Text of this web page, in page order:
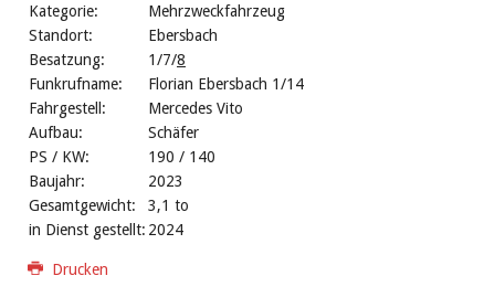
Kategorie:
Mehrzweckfahrzeug
Standort:
Ebersbach
Besatzung:
1/7/8
Funkrufname:
Florian Ebersbach 1/14
Fahrgestell:
Mercedes Vito
Aufbau:
Schäfer
PS / KW:
190 / 140
Baujahr:
2023
Gesamtgewicht:
3,1 to
in Dienst gestellt: 2024
Drucken